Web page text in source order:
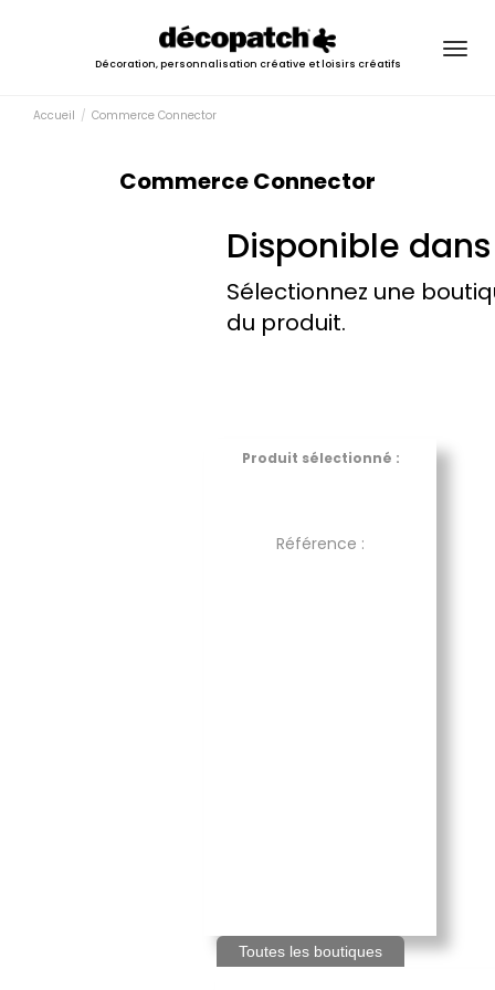
Décoration, personnalisation créative et loisirs créatifs
Accueil Commerce Connector
Commerce Connector
Disponible
Sélectionnez une
du produit.
Produit sélectionné :
Référence :
Toutes les boutiques